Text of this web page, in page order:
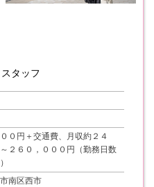
タッフ
０円＋交通費、月収約２４
２６０，０００円（勤務日数
南区西市